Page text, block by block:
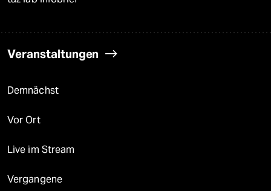
Veranstaltungen
Demnächst
Vor Ort
Live im Stream
Vergangene